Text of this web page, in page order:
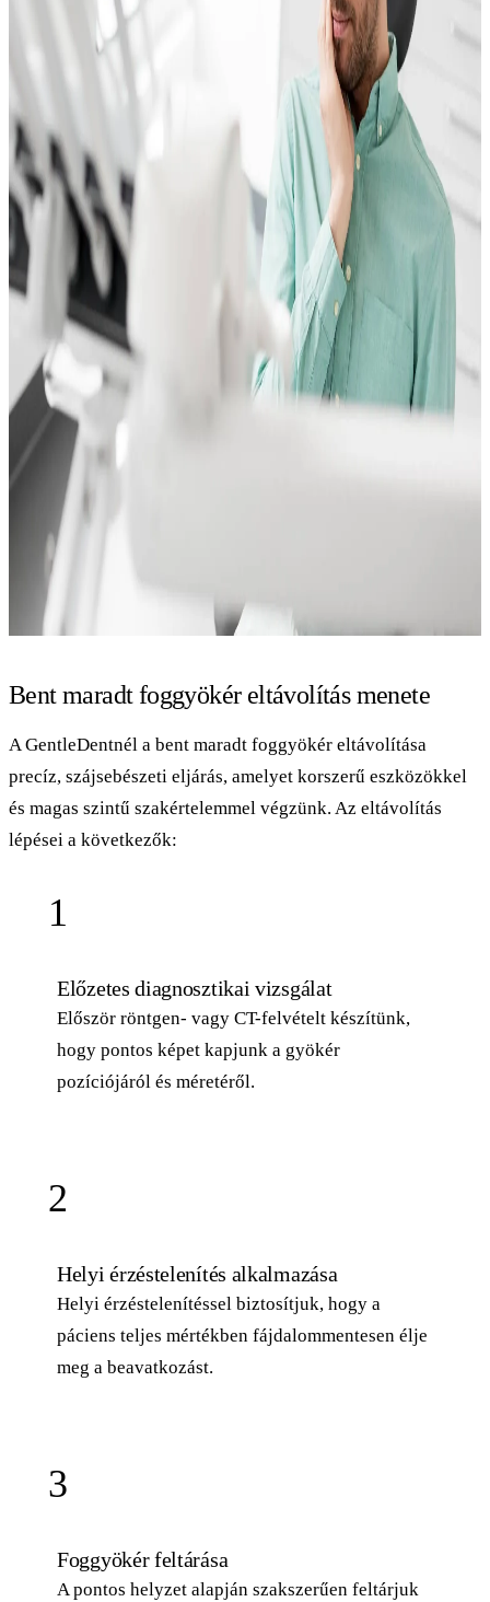
Bent maradt foggyökér eltávolítás menete
A GentleDentnél a bent maradt foggyökér eltávolítása
precíz, szájsebészeti eljárás, amelyet korszerű eszközökkel
és magas szintű szakértelemmel végzünk. Az eltávolítás
lépései a következők:
1
Előzetes diagnosztikai vizsgálat
Először röntgen- vagy CT-felvételt készítünk,
hogy pontos képet kapjunk a gyökér
pozíciójáról és méretéről.
2
Helyi érzéstelenítés alkalmazása
Helyi érzéstelenítéssel biztosítjuk, hogy a
páciens teljes mértékben fájdalommentesen élje
meg a beavatkozást.
3
Foggyökér feltárása
A pontos helyzet alapján szakszerűen feltárjuk